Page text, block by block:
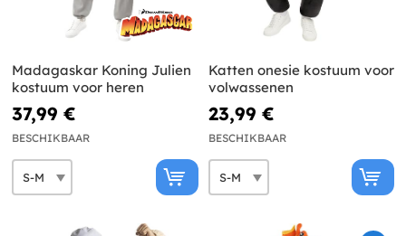
Madagaskar Koning Julien
kostuum voor heren
37,99 €
BESCHIKBAAR
Katten onesie kostuum voor
volwassenen
23,99 €
BESCHIKBAAR